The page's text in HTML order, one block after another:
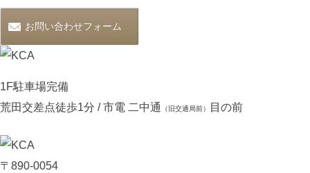
お問い合わせフォーム
1F駐車場完備
荒田交差点徒歩1分 / 市電 二中通
（旧交通局前） 目の前
〒890-0054